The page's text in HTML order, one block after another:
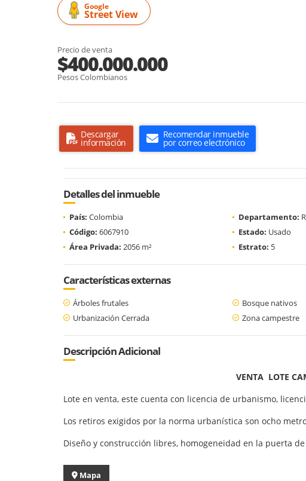
Google
Street View
Precio de venta
$400.000.000
Pesos Colombianos
Descargar
información
Recomendar inmueble
por correo electrónico
Detalles del inmueble
País: Colombia Departamento:
Código: 6067910 Estado: Usado
Área Privada: 2056 m² Estrato: 5
Características externas
Árboles frutales Bosque nativos
Urbanización Cerrada
Zona campestre
Descripción Adicional
VENTA LOTE
Lote en venta, este cuenta con licencia de urbanismo,
Los retiros exigidos por la norma urbanística son ocho
Diseño y construcción libres, homogeneidad en la puerta de
Mapa